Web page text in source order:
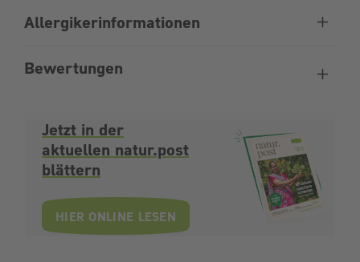
Allergikerinformationen
Bewertungen
Jetzt in der
aktuellen natur.post
blättern
HIER ONLINE LESEN